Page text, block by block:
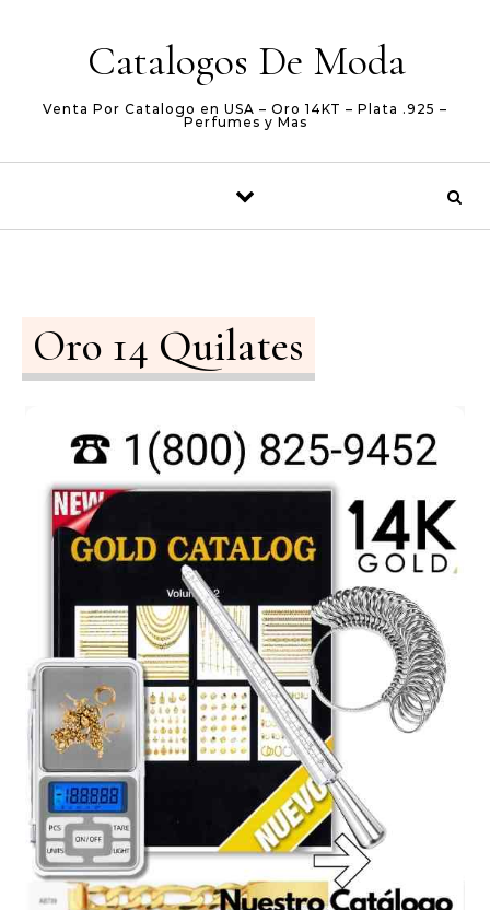
Catalogos De Moda
Venta Por Catalogo en USA – Oro 14KT – Plata .925 –
Perfumes y Mas
Oro 14 Quilates